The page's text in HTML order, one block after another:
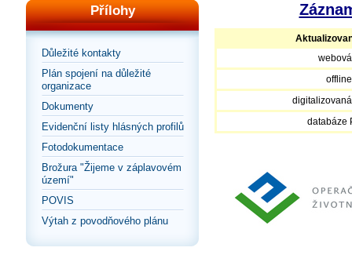
Přílohy
Důležité kontakty
Plán spojení na důležité
organizace
Dokumenty
Evidenční listy hlásných profilů
Fotodokumentace
Brožura "Žijeme v záplavovém
území"
POVIS
Výtah z povodňového plánu
databáze